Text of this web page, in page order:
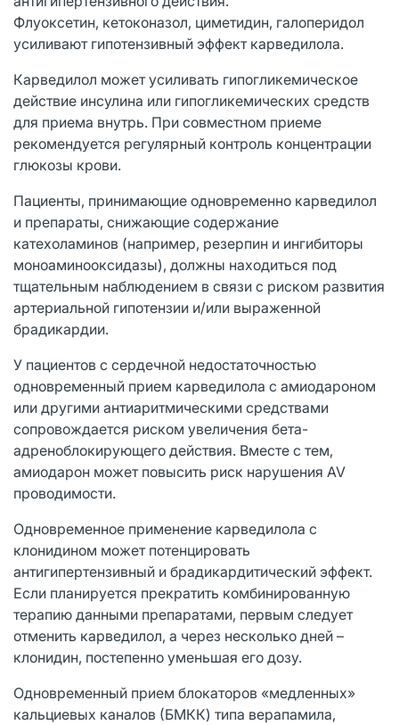
Флуоксетин, кетоконазол, циметидин, галоперидол
усиливают гипотензивный эффект карведилола.
Карведилол может усиливать гипогликемическое
действие инсулина или гипогликемических средств
для приема внутрь. При совместном приеме
рекомендуется регулярный контроль концентрации
глюкозы крови.
Пациенты, принимающие одновременно карведилол
и препараты, снижающие содержание
катехоламинов (например, резерпин и ингибиторы
моноаминооксидазы), должны находиться под
тщательным наблюдением в связи с риском развития
артериальной гипотензии и/или выраженной
брадикардии.
У пациентов с сердечной недостаточностью
одновременный прием карведилола с амиодароном
или другими антиаритмическими средствами
сопровождается риском увеличения бета-
адреноблокирующего действия. Вместе с тем,
амиодарон может повысить риск нарушения AV
проводимости.
Одновременное применение карведилола с
клонидином может потенцировать
антигипертензивный и брадикардитический эффект.
Если планируется прекратить комбинированную
терапию данными препаратами, первым следует
отменить карведилол, а через несколько дней –
клонидин, постепенно уменьшая его дозу.
Одновременный прием блокаторов «медленных»
кальциевых каналов (БМКК) типа верапамила,